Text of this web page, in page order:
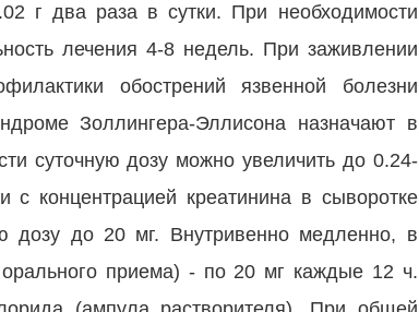
г два раза в сутки. При необходимости
лечения 4-8 недель. При заживлении
обострений язвенной болезни
Золлингера-Эллисона назначают в
суточную дозу можно увеличить до 0.24-
концентрацией креатинина в сыворотке
дозу до 20 мг. Внутривенно медленно, в
приема) - по 20 мг каждые 12 ч.